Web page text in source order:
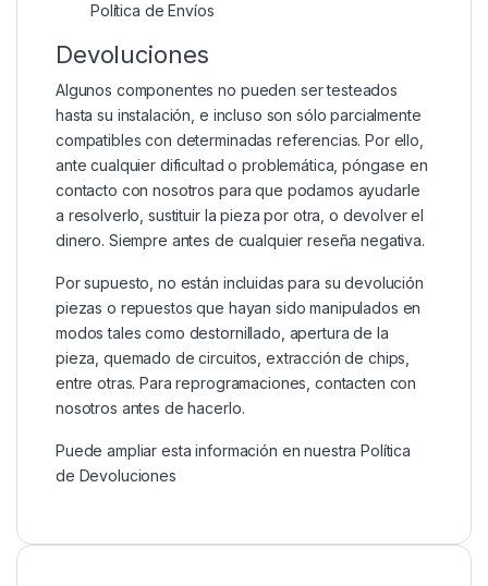
Política de Envíos
Devoluciones
Algunos componentes no pueden ser testeados
hasta su instalación, e incluso son sólo parcialmente
compatibles con determinadas referencias. Por ello,
ante cualquier dificultad o problemática, póngase en
contacto con nosotros para que podamos ayudarle
a resolverlo, sustituir la pieza por otra, o devolver el
dinero. Siempre antes de cualquier reseña negativa.
Por supuesto, no están incluidas para su devolución
piezas o repuestos que hayan sido manipulados en
modos tales como destornillado, apertura de la
pieza, quemado de circuitos, extracción de chips,
entre otras. Para reprogramaciones, contacten con
nosotros antes de hacerlo.
Puede ampliar esta información en nuestraPolítica
de Devoluciones